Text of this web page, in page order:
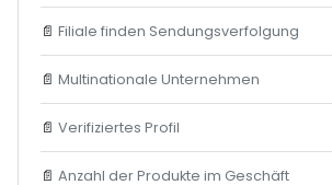
📄 Filiale finden Sendungsverfolgung
📄 Multinationale Unternehmen
📄 Verifiziertes Profil
📄 Anzahl der Produkte im Geschäft